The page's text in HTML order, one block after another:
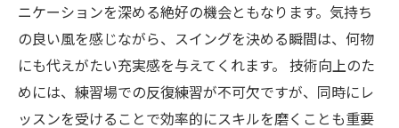
ニケーションを深める絶好の機会ともなります。気持ち
の良い風を感じながら、スイングを決める瞬間は、何物
にも代えがたい充実感を与えてくれます。 技術向上のた
めには、練習場での反復練習が不可欠ですが、同時にレ
ッスンを受けることで効率的にスキルを磨くことも重要